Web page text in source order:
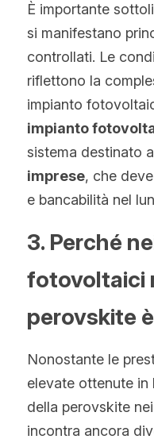
È importante
si manifestano
controllati. Le
riflettono la
impianto
sistema destinato
imprese, che
e bancabilità nel
3. Perché
fotovoltaici
perovskite
Nonostante le
elevate ottenute in
della perovskite
incontra ancora